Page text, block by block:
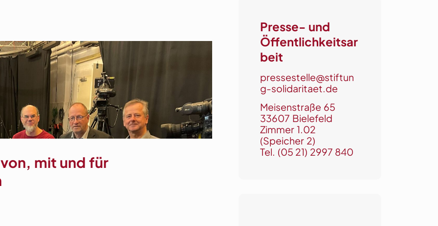
mit und für
Presse- und
Öffentlichkeitsar
beit
pressestelle@stiftun
g-solidaritaet.de
Meisenstraße 65
33607 Bielefeld
Zimmer 1.02
(Speicher 2)
Tel. (05 21) 2997 840